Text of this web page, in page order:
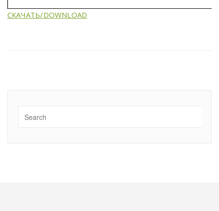
СКАЧАТЬ/DOWNLOAD